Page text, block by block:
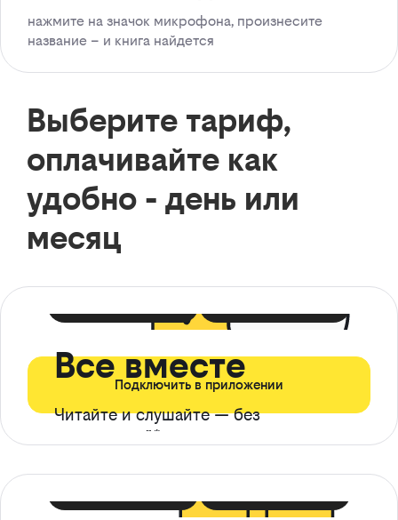
нажмите на значок микрофона, произнесите
название – и книга найдется
Выберите тариф,
оплачивайте как
удобно - день или
месяц
Все вместе
Читайте и слушайте — без
ограничений*
Подключить в приложении